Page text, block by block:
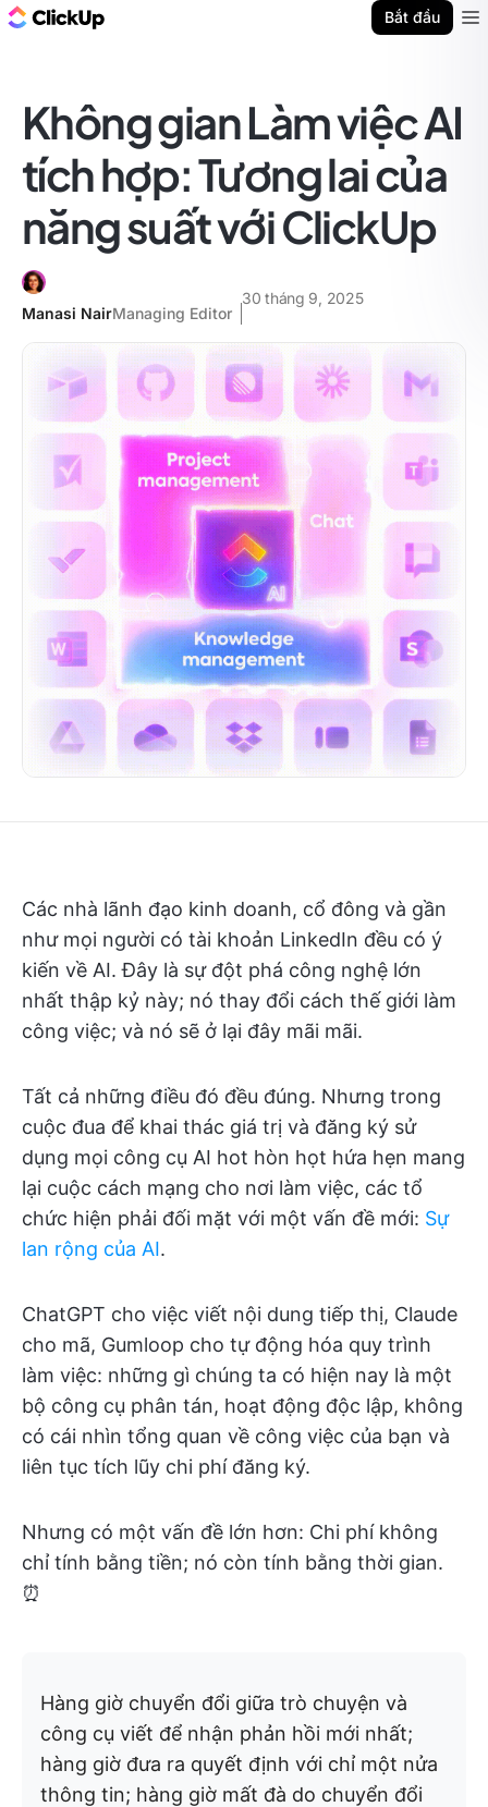
Bắt đầu
Không gian Làm việc AI
tích hợp: Tương lai của
năng suất với ClickUp
Manasi NairManaging Editor
30 tháng 9, 2025
Các nhà lãnh đạo kinh doanh, cổ đông và gần
như mọi người có tài khoản LinkedIn đều có ý
kiến về AI. Đây là sự đột phá công nghệ lớn
nhất thập kỷ này; nó thay đổi cách thế giới làm
công việc; và nó sẽ ở lại đây mãi mãi.
Tất cả những điều đó đều đúng. Nhưng trong
cuộc đua để khai thác giá trị và đăng ký sử
dụng mọi công cụ AI hot hòn họt hứa hẹn mang
lại cuộc cách mạng cho nơi làm việc, các tổ
chức hiện phải đối mặt với một vấn đề mới: Sự
lan rộng của AI.
ChatGPT cho việc viết nội dung tiếp thị, Claude
cho mã, Gumloop cho tự động hóa quy trình
làm việc: những gì chúng ta có hiện nay là một
bộ công cụ phân tán, hoạt động độc lập, không
có cái nhìn tổng quan về công việc của bạn và
liên tục tích lũy chi phí đăng ký.
Nhưng có một vấn đề lớn hơn: Chi phí không
chỉ tính bằng tiền; nó còn tính bằng thời gian.
⏰
Hàng giờ chuyển đổi giữa trò chuyện và
công cụ viết để nhận phản hồi mới nhất;
hàng giờ đưa ra quyết định với chỉ một nửa
thông tin; hàng giờ mất đà do chuyển đổi